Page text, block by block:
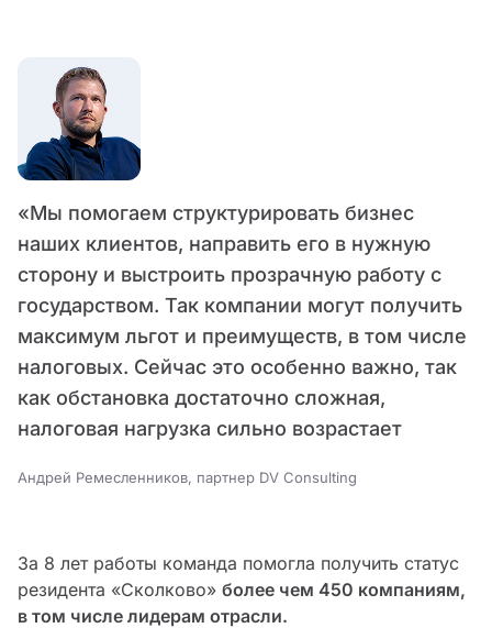
«Мы помогаем структурировать бизнес
наших клиентов, направить его в нужную
сторону и выстроить прозрачную работу с
государством. Так компании могут получить
максимум льгот и преимуществ, в том числе
налоговых. Сейчас это особенно важно, так
как обстановка достаточно сложная,
налоговая нагрузка сильно возрастает
Андрей Ремесленников, партнер DV Consulting
За 8 лет работы команда помогла получить статус
резидента «Сколково» более чем 450 компаниям,
в том числе лидерам отрасли.